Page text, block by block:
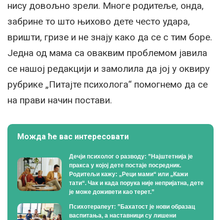
нису довољно зрели. Многе родитеље, онда,
забрине то што њихово дете често удара,
вришти, гризе и не знају како да се с тим боре.
Једна од мама са оваквим проблемом јавила
се нашој редакцији и замолила да јој у оквиру
рубрике „Питајте психолога“ помогнемо да се
на прави начин постави.
Можда ће вас интересовати
Дечји психолог о разводу: ”Најштетнија је
пракса у којој дете постаје посредник.
Родитељи кажу: „Реци мами“ или „Кажи
тати“. Чак и када порука није непријатна, дете
је може доживети као терет.”
Психотерапеут: ”Бахатост је нови образац
васпитања, а наставници су лишени